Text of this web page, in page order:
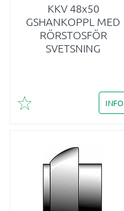
KKV 48x50
GSHANKOPPL MED
RÖRSTOSFÖR
SVETSNING
Lägg till i favoriter
INFO